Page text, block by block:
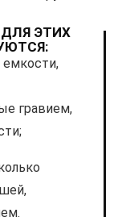
ЭТИХ
емкости,
гравием,